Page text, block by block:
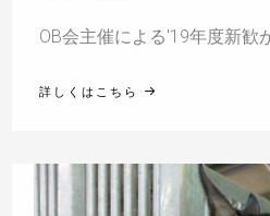
OB会主催による'19年度新歓
詳しくはこちら